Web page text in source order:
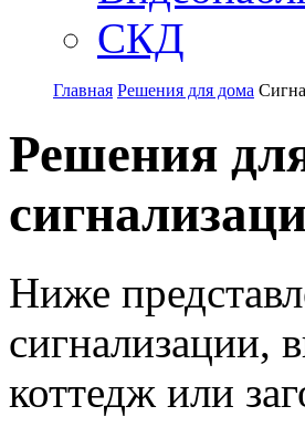
СКД
Главная Решения для дома
Решения
Ниже
сигнализации,
коттедж или